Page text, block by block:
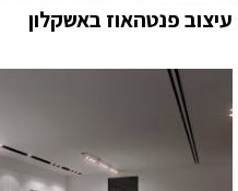
עיצוב פנטהאוז באשקלון